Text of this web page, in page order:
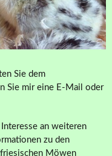
Sie dem
Sie mir eine E-Mail oder
Interesse an weiteren
zu den
Möwen